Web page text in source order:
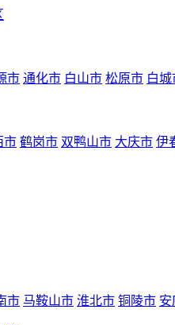
市 通化市 白山市 松原市 白城
市 鹤岗市 双鸭山市 大庆市 伊
市 马鞍山市 淮北市 铜陵市 安